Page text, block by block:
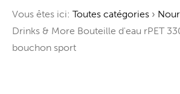
Un arbre pour chaque
Vous êtes ici: Toutes catégories ›
Drinks & More Bouteille d'eau rPET
bouchon sport